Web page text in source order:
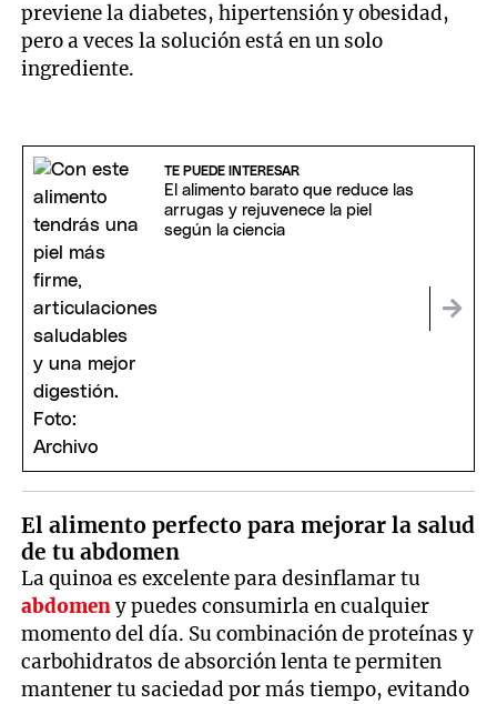
previene la diabetes, hipertensión y obesidad,
pero a veces la solución está en un solo
ingrediente.
TE PUEDE INTERESAR
El alimento barato que reduce las
arrugas y rejuvenece la piel
según la ciencia
El alimento perfecto para mejorar la salud
de tu abdomen
La quinoa es excelente para desinflamar tu
abdomeny puedes consumirla en cualquier
momento del día. Su combinación de proteínas y
carbohidratos de absorción lenta te permiten
mantener tu saciedad por más tiempo, evitando